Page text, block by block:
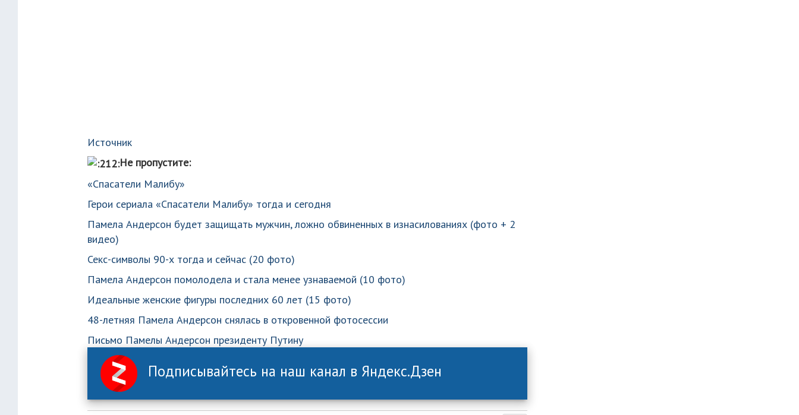
Источник
Не пропустите:
«Спасатели Малибу»
Герои сериала «Спасатели Малибу» тогда и сегодня
Памела Андерсон будет защищать мужчин, ложно обвиненных в изнасилованиях (фото + 2
видео)
Секс-символы 90-х тогда и сейчас (20 фото)
Памела Андерсон помолодела и стала менее узнаваемой (10 фото)
Идеальные женские фигуры последних 60 лет (15 фото)
48-летняя Памела Андерсон снялась в откровенной фотосессии
Письмо Памелы Андерсон президенту Путину
Подписывайтесь на наш канал в Яндекс.Дзен